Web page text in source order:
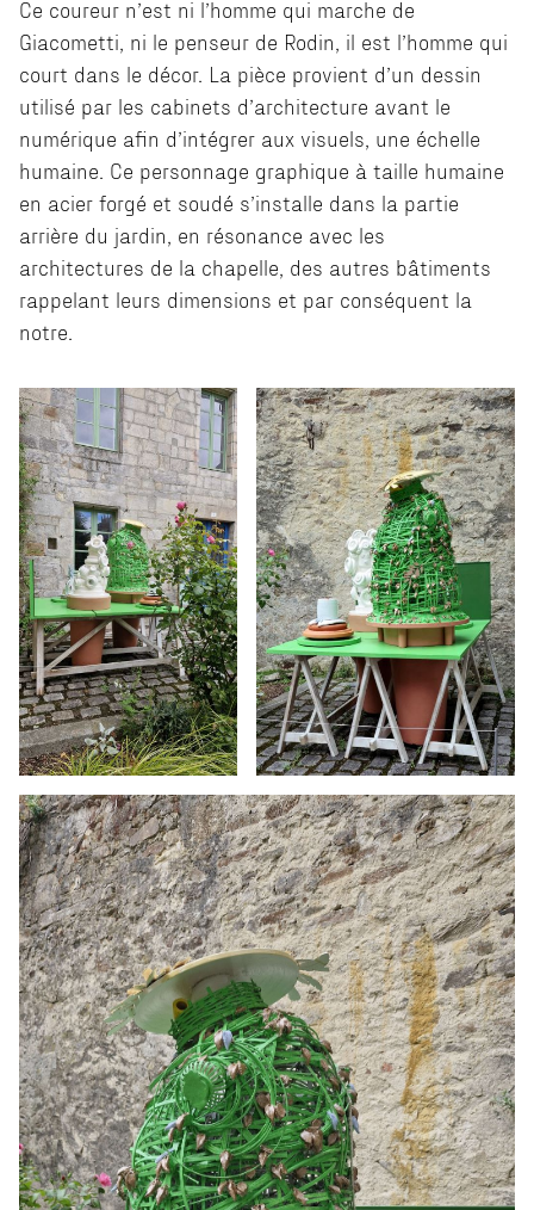
Ce coureur n’est ni l’homme qui marche de
Giacometti, ni le penseur de Rodin, il est l’homme qui
court dans le décor. La pièce provient d’un dessin
utilisé par les cabinets d’architecture avant le
numérique afin d’intégrer aux visuels, une échelle
humaine. Ce personnage graphique à taille humaine
en acier forgé et soudé s’installe dans la partie
arrière du jardin, en résonance avec les
architectures de la chapelle, des autres bâtiments
rappelant leurs dimensions et par conséquent la
notre.